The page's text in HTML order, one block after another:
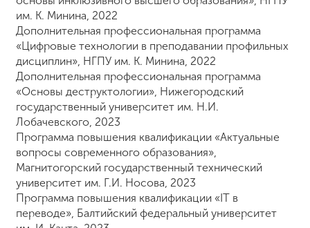
им. К. Минина, 2022
Дополнительная профессиональная программа
«Цифровые технологии в преподавании профильных
дисциплин», НГПУ им. К. Минина, 2022
Дополнительная профессиональная программа
«Основы деструктологии», Нижегородский
государственный университет им. Н.И.
Лобачевского, 2023
Программа повышения квалификации «Актуальные
вопросы современного образования»,
Магнитогорский государственный технический
университет им. Г.И. Носова, 2023
Программа повышения квалификации «IT в
переводе», Балтийский федеральный университет